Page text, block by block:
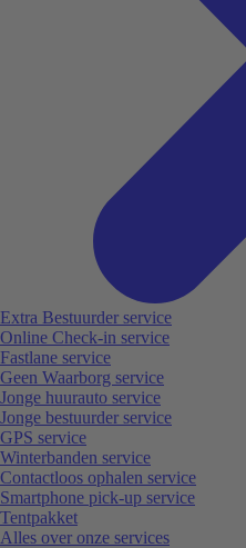
Extra Bestuurder service
Online Check-in service
Fastlane service
Geen Waarborg service
Jonge huurauto service
Jonge bestuurder service
GPS service
Winterbanden service
Contactloos ophalen service
Smartphone pick-up service
Tentpakket
Alles over onze services